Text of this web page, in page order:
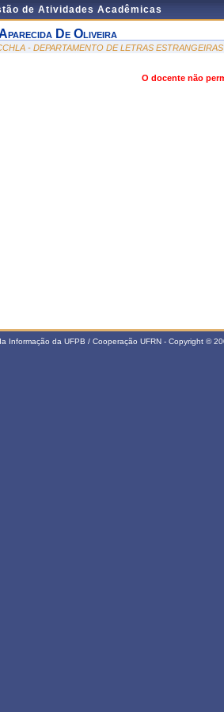
de Atividades Acadêmicas
De Oliveira
- DEPARTAMENTO DE LETRAS
O docente não
Informação da UFPB / Cooperação UFRN - Copyright ©